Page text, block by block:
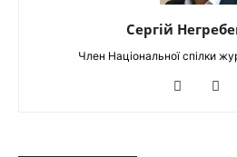
Сергій
Член Національної спілки